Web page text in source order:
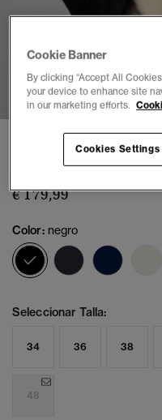
1 2
Chaqueta Bomber
(180)
€ 179,99
Color: negro
seleccionado
Seleccionar Talla:
34 36 38
48
Cookie Banner
By clicking “Accept All
your device to enhance site
in our marketing efforts.
Cookies Settings